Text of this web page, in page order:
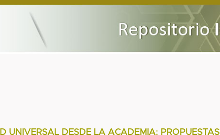
UNIVERSAL DESDE LA ACADEMIA: PROPUESTAS